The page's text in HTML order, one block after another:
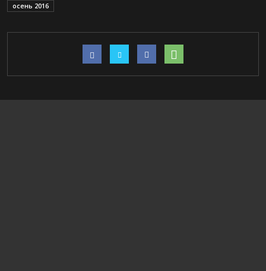
осень 2016